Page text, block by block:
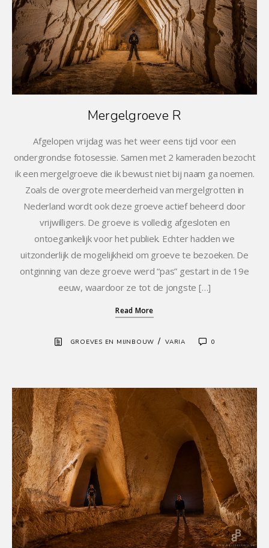
Mergelgroeve R
Afgelopen vrijdag was het weer eens tijd voor een
ondergrondse fotosessie. Samen met 2 kameraden bezocht
ik een mergelgroeve die ik bewust niet bij naam ga noemen.
Zoals de overgrote meerderheid van mergelgrotten in
Nederland wordt ook deze groeve actief beheerd door
vrijwilligers. De groeve is volledig afgesloten en
ontoegankelijk voor het publiek. Echter hadden we
uitzonderlijk de mogelijkheid om groeve te bezoeken. De
ontginning van deze groeve werd “pas” gestart in de 19e
eeuw, waardoor ze tot de jongste […]
Read More
GROEVES EN MIJNBOUW / VARIA 0